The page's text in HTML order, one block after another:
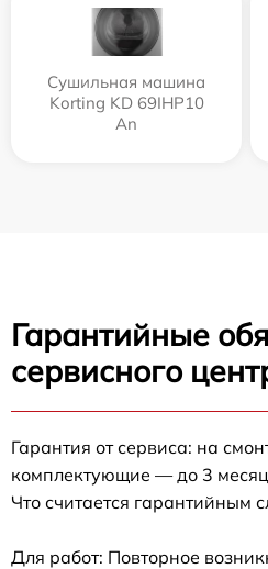
Сушильная машина
Korting KD 69IHP10
An
Гарантийные
сервисного
Гарантия от сервиса: на
комплектующие — до 3
Что считается гарантийным
Для работ: Повторное